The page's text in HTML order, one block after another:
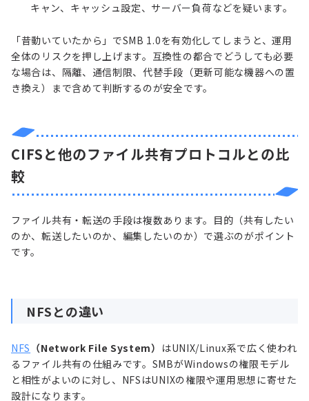
キャン、キャッシュ設定、サーバー負荷などを疑います。
「昔動いていたから」でSMB 1.0を有効化してしまうと、運用
全体のリスクを押し上げます。互換性の都合でどうしても必要
な場合は、隔離、通信制限、代替手段（更新可能な機器への置
き換え）まで含めて判断するのが安全です。
CIFSと他のファイル共有プロトコルとの比
較
ファイル共有・転送の手段は複数あります。目的（共有したい
のか、転送したいのか、編集したいのか）で選ぶのがポイント
です。
NFSとの違い
NFS （Network File System） はUNIX/Linux系で広く使われ
るファイル共有の仕組みです。SMBがWindowsの権限モデル
と相性がよいのに対し、NFSはUNIXの権限や運用思想に寄せた
設計になります。